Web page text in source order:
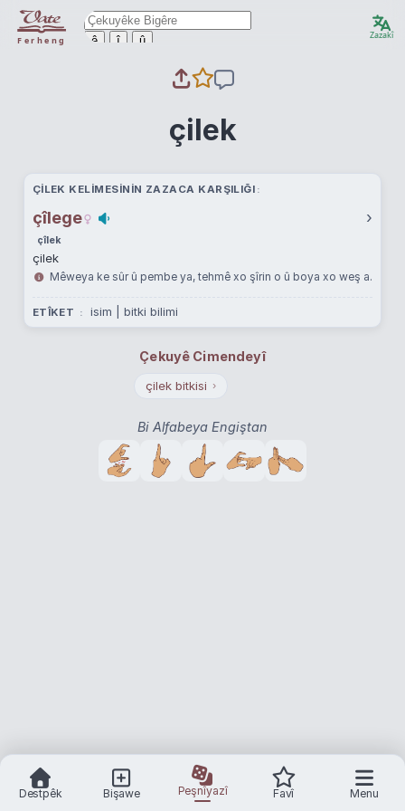
Ferheng ê î û Zazakî
çilek
ÇILEK KELIMESININ ZAZACA KARŞILIĞI
çîlege ›
çîlek
çilek
Mêweya ke sûr û pembe ya, tehmê xo şîrin o û boya xo weş a.
ETÎKET isim | bitki bilimi
Çekuyê Cimendeyî
çilek bitkisi ›
Bi Alfabeya Engiştan
Destpêk Bişawe Peşnîyazî Favî Menu